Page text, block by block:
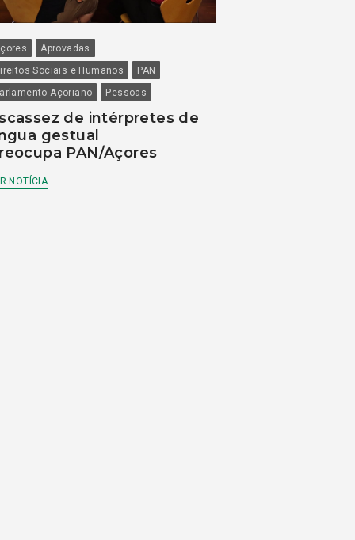
Aprovadas
Sociais e Humanos
PAN
Açoriano
Pessoas
de intérpretes de
gestual
PAN/Açores
NOTÍCIA